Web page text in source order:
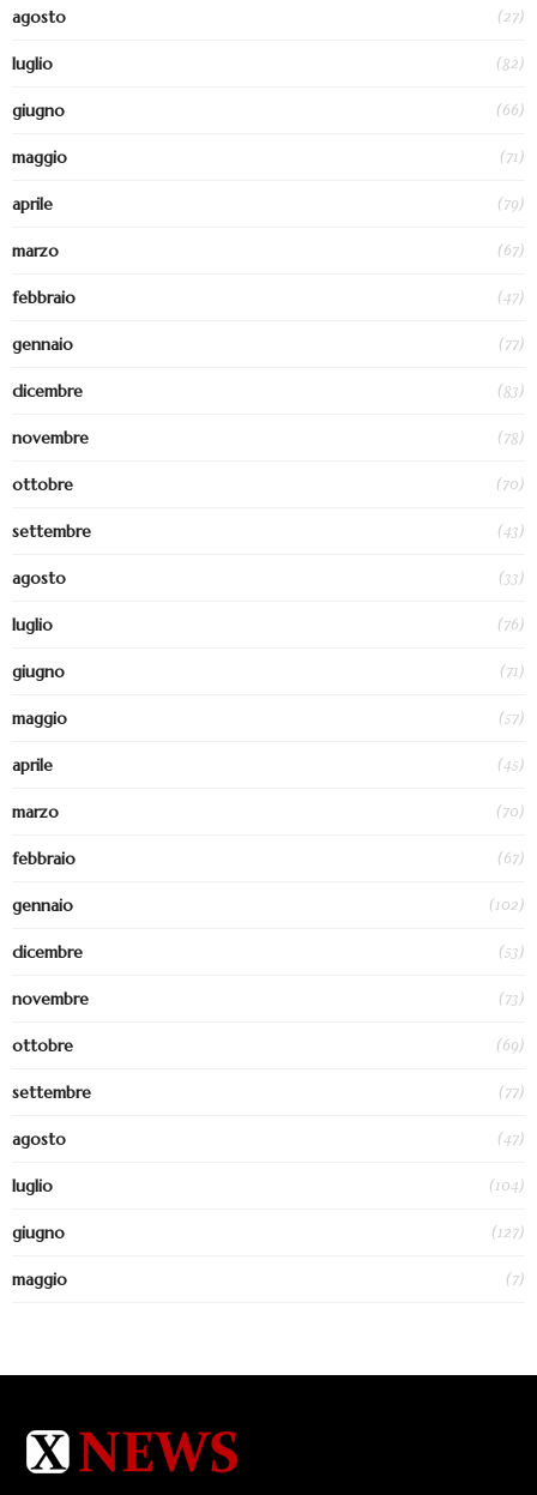
agosto (27)
luglio (82)
giugno (66)
maggio (71)
aprile (79)
marzo (67)
febbraio (47)
gennaio (77)
dicembre (83)
novembre (78)
ottobre (70)
settembre (43)
agosto (33)
luglio (76)
giugno (71)
maggio (57)
aprile (45)
marzo (70)
febbraio (67)
gennaio (102)
dicembre (53)
novembre (73)
ottobre (69)
settembre (77)
agosto (47)
luglio (104)
giugno (127)
maggio (7)